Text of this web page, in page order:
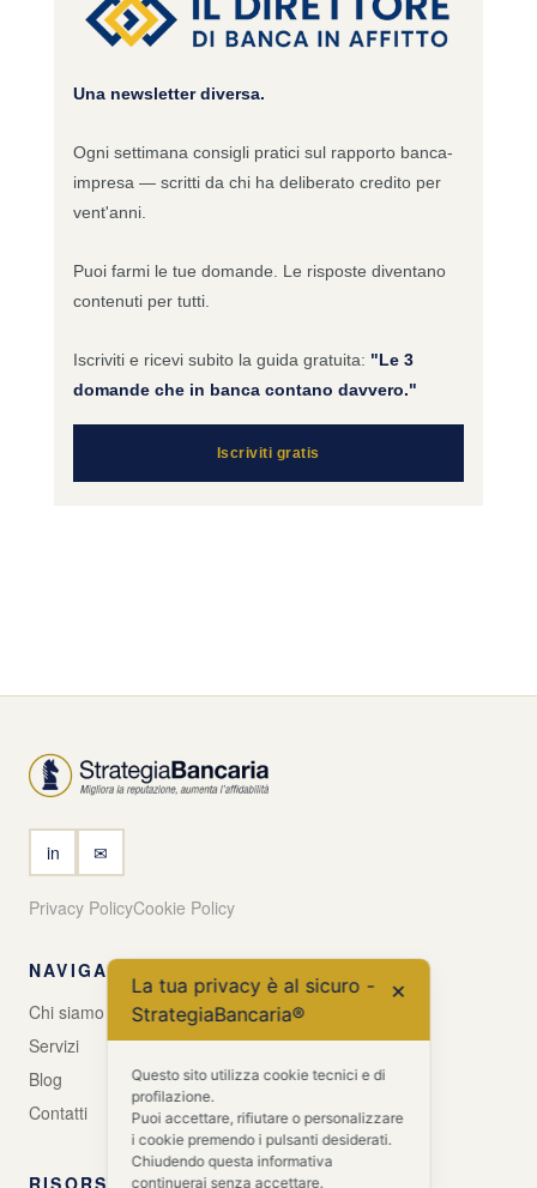
Una newsletter diversa.
Ogni settimana consigli pratici sul rapporto banca-
impresa — scritti da chi ha deliberato credito per
vent'anni.
Puoi farmi le tue domande. Le risposte diventano
contenuti per tutti.
Iscriviti e ricevi subito la guida gratuita: "Le 3
domande che in banca contano davvero."
Iscriviti gratis
in ✉
Privacy PolicyCookie Policy
NAVIGA
Chi siamo
Servizi
Blog
Contatti
La tua privacy è al sicuro -
StrategiaBancaria®
✕
Questo sito utilizza cookie tecnici e di
profilazione.
Puoi accettare, rifiutare o personalizzare
i cookie premendo i pulsanti desiderati.
Chiudendo questa informativa
continuerai senza accettare.